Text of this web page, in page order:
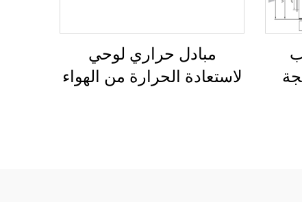
مبادل حراري لوحي
لاستعادة الحرارة من الهواء